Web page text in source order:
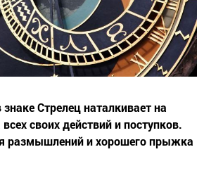
Стрелец наталкивает на
своих действий и поступков.
размышлений и хорошего прыжка